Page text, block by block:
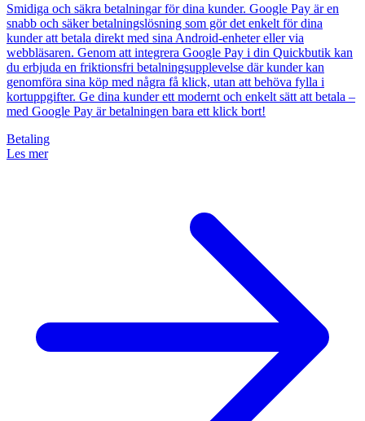
Smidiga och säkra betalningar för dina kunder. Google Pay är en
snabb och säker betalningslösning som gör det enkelt för dina
kunder att betala direkt med sina Android-enheter eller via
webbläsaren. Genom att integrera Google Pay i din Quickbutik kan
du erbjuda en friktionsfri betalningsupplevelse där kunder kan
genomföra sina köp med några få klick, utan att behöva fylla i
kortuppgifter. Ge dina kunder ett modernt och enkelt sätt att betala –
med Google Pay är betalningen bara ett klick bort!
Betaling
Les mer